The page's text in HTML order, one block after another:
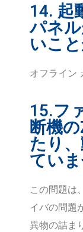
14. 起
パネ
いこ
オフライン
15.フ
断機
たり
てい
この問題は
イバの問題
異物の詰ま